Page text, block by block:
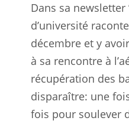
Dans sa
d’université
décembre et y
à sa rencontre à
récupération des
disparaître: une
fois pour soulever